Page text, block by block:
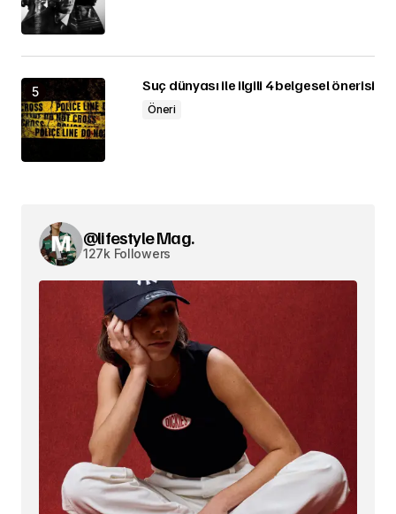
Suç dünyası ile ilgili 4 belgesel önerisi
Öneri
@lifestyle Mag.
127k Followers